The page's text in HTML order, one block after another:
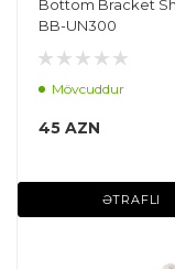
Bottom Bracket
BB-UN300
Mövcuddur
45 AZN
ƏTRAFLI